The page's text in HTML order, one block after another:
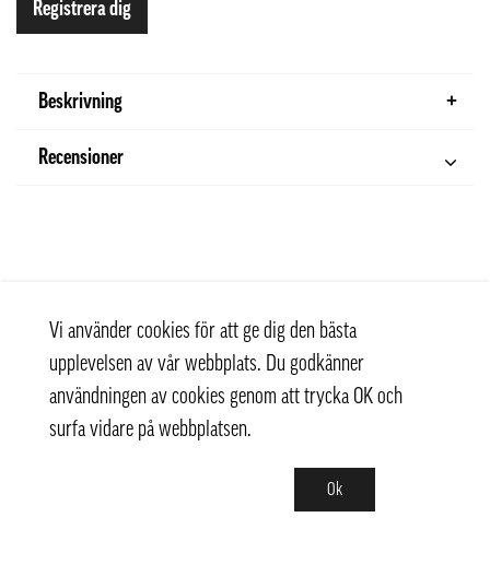
Registrera dig
Beskrivning
Recensioner
Vi använder cookies för att ge dig den bästa
upplevelsen av vår webbplats. Du godkänner
användningen av cookies genom att trycka OK och
surfa vidare på webbplatsen.
Ok